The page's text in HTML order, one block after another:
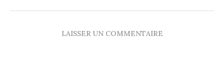
LAISSER UN COMMENTAIRE